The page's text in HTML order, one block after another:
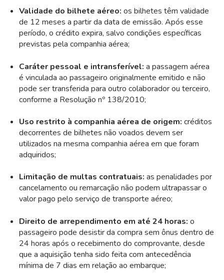
Validade do bilhete aéreo: os bilhetes têm validade
de 12 meses a partir da data de emissão. Após esse
período, o crédito expira, salvo condições específicas
previstas pela companhia aérea;
Caráter pessoal e intransferível: a passagem aérea
é vinculada ao passageiro originalmente emitido e não
pode ser transferida para outro colaborador ou terceiro,
conforme a Resolução nº 138/2010;
Uso restrito à companhia aérea de origem: créditos
decorrentes de bilhetes não voados devem ser
utilizados na mesma companhia aérea em que foram
adquiridos;
Limitação de multas contratuais: as penalidades por
cancelamento ou remarcação não podem ultrapassar o
valor pago pelo serviço de transporte aéreo;
Direito de arrependimento em até 24 horas: o
passageiro pode desistir da compra sem ônus dentro de
24 horas após o recebimento do comprovante, desde
que a aquisição tenha sido feita com antecedência
mínima de 7 dias em relação ao embarque;